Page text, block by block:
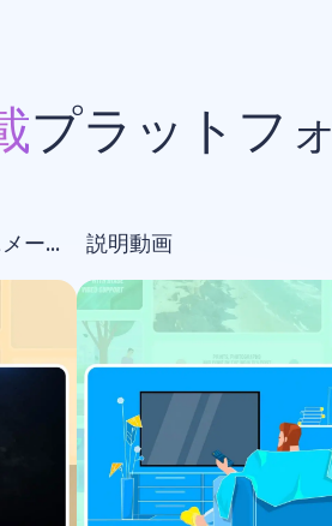
プラットフォ
オープニング＆ロゴアニメーション 説明動画